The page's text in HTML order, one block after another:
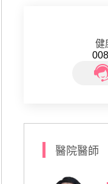
健
醫院醫師